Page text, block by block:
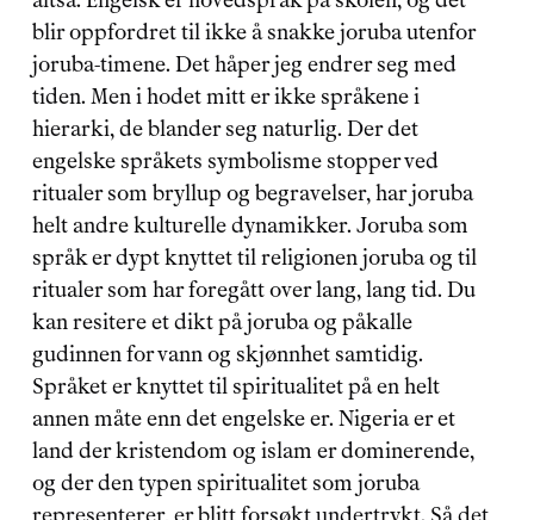
blir oppfordret til ikke å snakke joruba utenfor
joruba-timene. Det håper jeg endrer seg med
tiden. Men i hodet mitt er ikke språkene i
hierarki, de blander seg naturlig. Der det
engelske språkets symbolisme stopper ved
ritualer som bryllup og begravelser, har joruba
helt andre kulturelle dynamikker. Joruba som
språk er dypt knyttet til religionen joruba og til
ritualer som har foregått over lang, lang tid. Du
kan resitere et dikt på joruba og påkalle
gudinnen for vann og skjønnhet samtidig.
Språket er knyttet til spiritualitet på en helt
annen måte enn det engelske er. Nigeria er et
land der kristendom og islam er dominerende,
og der den typen spiritualitet som joruba